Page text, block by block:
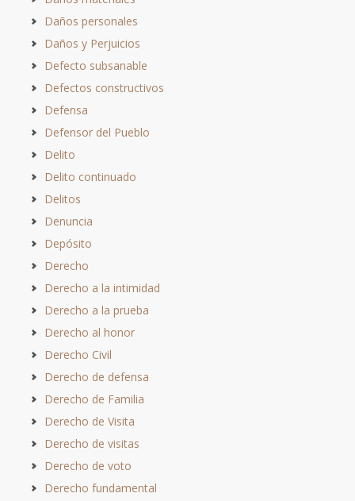
Daños personales
Daños y Perjuicios
Defecto subsanable
Defectos constructivos
Defensa
Defensor del Pueblo
Delito
Delito continuado
Delitos
Denuncia
Depósito
Derecho
Derecho a la intimidad
Derecho a la prueba
Derecho al honor
Derecho Civil
Derecho de defensa
Derecho de Familia
Derecho de Visita
Derecho de visitas
Derecho de voto
Derecho fundamental